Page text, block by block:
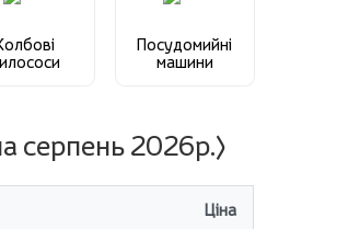
Посудомийні
машини
серпень 2026р.)
Ціна